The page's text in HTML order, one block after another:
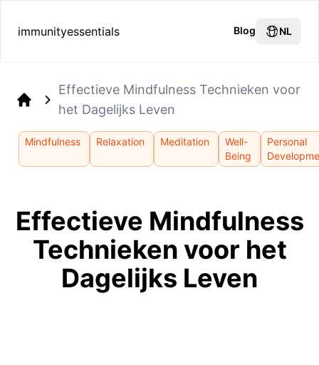
immunityessentials Blog NL
Effectieve Mindfulness Technieken voor
het Dagelijks Leven
Mindfulness Relaxation Meditation
Well-
Being
Personal
Effectieve Mindfulness
Technieken voor het
Dagelijks Leven